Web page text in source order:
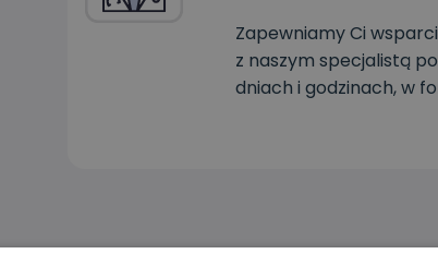
Zapewniamy Ci
z naszym specjalistą
dniach i godzinach, w